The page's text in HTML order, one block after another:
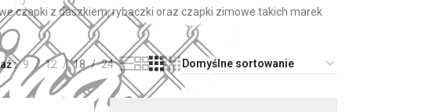
czapki z daszkiem, rybaczki oraz czapki zimowe takich marek
9 12 18 24